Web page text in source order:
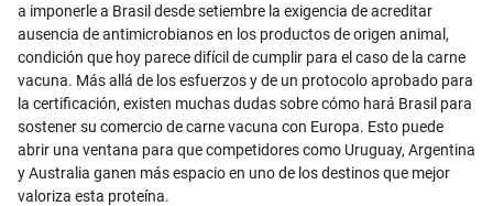
a imponerle a Brasil desde setiembre la exigencia de acreditar
ausencia de antimicrobianos en los productos de origen animal,
condición que hoy parece difícil de cumplir para el caso de la carne
vacuna. Más allá de los esfuerzos y de un protocolo aprobado para
la certificación, existen muchas dudas sobre cómo hará Brasil para
sostener su comercio de carne vacuna con Europa. Esto puede
abrir una ventana para que competidores como Uruguay, Argentina
y Australia ganen más espacio en uno de los destinos que mejor
valoriza esta proteína.